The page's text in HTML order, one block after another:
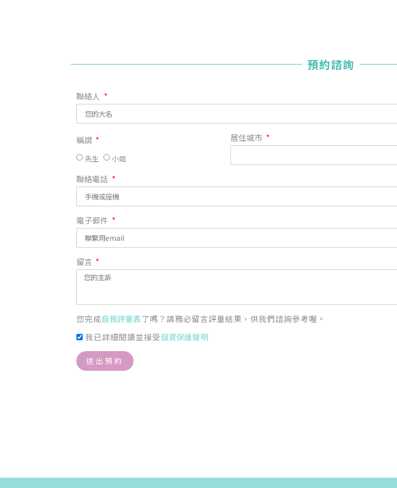
預約諮詢
聯絡人
稱謂
先生 小姐
居住城市
聯絡電話
電子郵件
留言
您完成自我評量表了嗎？請務必留言評量結果，供我們諮詢參考喔。
我已詳細閱讀並接受個資保護聲明
送出預約
您好，您的會員申請，已成功送出，經本協會
【會費】
入會費新臺幣1200元，於會員入會時繳納；常
元，於每年度繳納。
戶名: 社團法人台灣自律神經健康培訓暨發展